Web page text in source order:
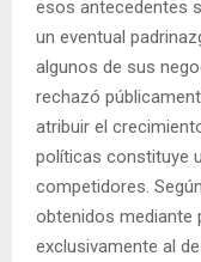
esos antecedentes
un eventual
algunos de sus
rechazó
atribuir el
políticas constituye
competidores.
obtenidos mediante
exclusivamente al